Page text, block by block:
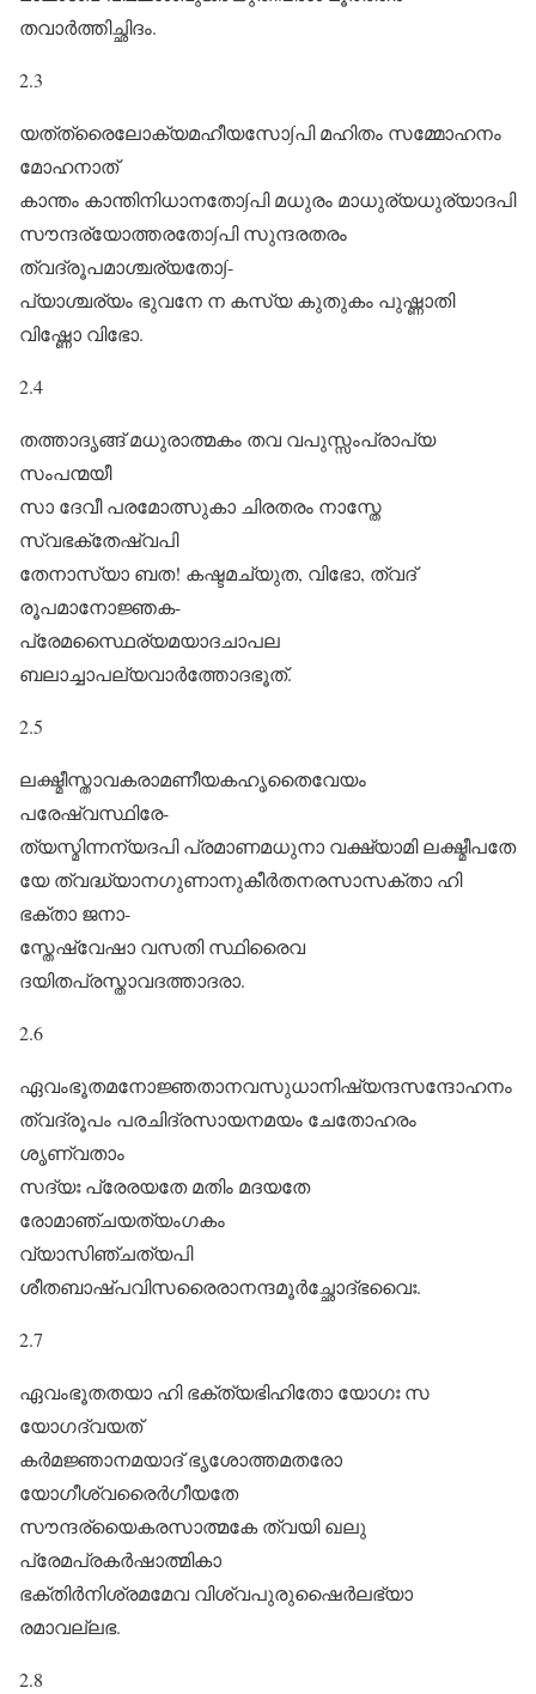
തവാർത്തിച്ഛിദം.
2.3
യത്‌ത്രൈലോക്യമഹീയസോ∫പി മഹിതം സമ്മോഹനം
മോഹനാത്‌
കാന്തം കാന്തിനിധാനതോ∫പി മധുരം മാധുര്യധുര്യാദപി
സൗന്ദര്യോത്തരതോ∫പി സുന്ദരതരം
ത്വദ്രൂപമാശ്ചര്യതോ∫-
പ്യാശ്ചര്യം ഭുവനേ ന കസ്യ കുതുകം പുഷ്ണാതി
വിഷ്ണോ വിഭോ.
2.4
തത്താദൃങ്ങ് മധുരാത്മകം തവ വപുസ്സംപ്രാപ്യ
സംപന്മയീ
സാ ദേവീ പരമോത്സുകാ ചിരതരം നാസ്തേ
സ്വഭക്തേഷ്വപി
തേനാസ്യാ ബത! കഷ്ടമച്യുത, വിഭോ, ത്വദ്
രൂപമാനോജ്ഞക-
പ്രേമസ്ഥൈര്യമയാദചാപല
ബലാച്ചാപല്യവാർത്തോദഭൂത്.
2.5
ലക്ഷ്മീസ്താവകരാമണീയകഹൃതൈവേയം
പരേഷ്വസ്ഥിരേ-
ത്യസ്മിന്നന്യദപി പ്രമാണമധുനാ വക്ഷ്യാമി ലക്ഷ്മീപതേ
യേ ത്വദ്ധ്യാനഗുണാനുകീർതനരസാസക്താ ഹി
ഭക്താ ജനാ-
സ്തേഷ്വേഷാ വസതി സ്ഥിരൈവ
ദയിതപ്രസ്താവദത്താദരാ.
2.6
ഏവംഭൂതമനോജ്ഞതാനവസുധാനിഷ്യന്ദസന്ദോഹനം
ത്വദ്രൂപം പരചിദ്രസായനമയം ചേതോഹരം
ശൃണ്വതാം
സദ്യഃ പ്രേരയതേ മതിം മദയതേ
രോമാഞ്ചയത്യംഗകം
വ്യാസിഞ്ചത്യപി
ശീതബാഷ്പവിസരൈരാനന്ദമൂർച്ഛോദ്ഭവൈഃ.
2.7
ഏവംഭൂതതയാ ഹി ഭക്ത്യഭിഹിതോ യോഗഃ സ
യോഗദ്വയത്‌
കർമജ്ഞാനമയാദ്‌ ഭൃശോത്തമതരോ
യോഗീശ്വരൈർഗീയതേ
സൗന്ദര്യൈകരസാത്മകേ ത്വയി ഖലു
പ്രേമപ്രകർഷാത്മികാ
ഭക്തിർനിശ്രമമേവ വിശ്വപുരുഷൈർലഭ്യാ
രമാവല്ലഭ.
2.8